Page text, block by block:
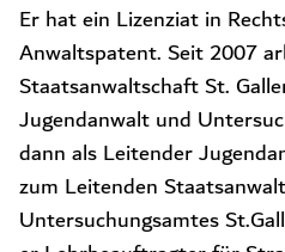
Er hat ein Lizenziat in
Anwaltspatent. Seit 2007
Staatsanwaltschaft St.
Jugendanwalt und
dann als Leitender
zum Leitenden
Untersuchungsamtes